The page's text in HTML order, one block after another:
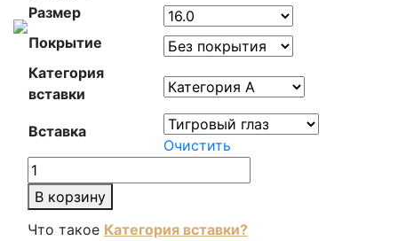
Размер
Покрытие
Категория
вставки
Вставка
Очистить
Количество
товара
Кольцо
13077А
В корзину
Что такое Категория вставки?